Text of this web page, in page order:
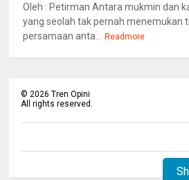
Oleh : Petirman Antara mukmin dan
yang seolah tak pernah menemukan
persamaan anta...
Readmore
©2026 Tren Opini
All rights reserved.